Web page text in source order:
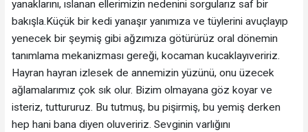
yanaklarını, ıslanan ellerimizin nedenini sorgularız saf bir
bakışla.Küçük bir kedi yanaşır yanımıza ve tüylerini avuçlayıp
yenecek bir şeymiş gibi ağzımıza götürürüz oral dönemin
tanımlama mekanizması gereği, kocaman kucaklayıveririz.
Hayran hayran izlesek de annemizin yüzünü, onu üzecek
ağlamalarımız çok sık olur. Bizim olmayana göz koyar ve
isteriz, tuttururuz. Bu tutmuş, bu pişirmiş, bu yemiş derken
hep hani bana diyen oluveririz. Sevginin varlığını